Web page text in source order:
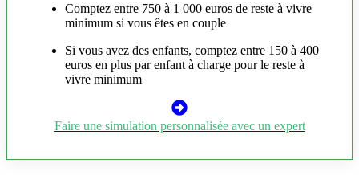
Comptez entre 750 à 1 000 euros de reste à vivre
minimum si vous êtes en couple
Si vous avez des enfants, comptez entre 150 à 400
euros en plus par enfant à charge pour le reste à
vivre minimum
Faire une simulation personnalisée avec un expert